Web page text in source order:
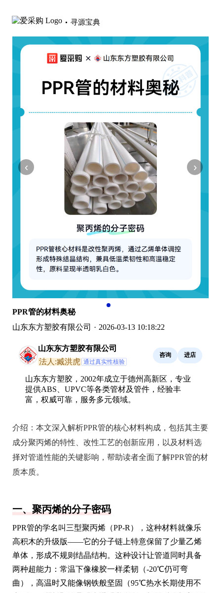
寻源宝典
‹ ›
PPR管的材料奥秘
山东东方塑胶有限公司 · 2026-03-13 10:18:22
山东东方塑胶有限公司
法人:臧洪虎 通过真实性核验
咨询 进店
山东东方塑胶，2002年成立于德州高新区，专业
提供ABS、UPVC等各类管材及管件，经验丰
富，权威可靠，服务多元领域。
介绍： 本文深入解析PPR管的核心材料构成，包括其主要
成分聚丙烯的特性、改性工艺的创新应用，以及材料选
择对管道性能的关键影响，帮助读者全面了解PPR管的材
质本质。
一、聚丙烯的分子密码
PPR管的学名叫三型聚丙烯（PP-R），这种材料就像乐
高积木的升级版——它的分子链上特意保留了少量乙烯
单体，形成不规则结晶结构。这种设计让管道同时具备
两种超能力：常温下像橡胶一样柔韧（-20℃仍可弯
曲），高温时又能像钢铁般坚固（95℃热水长期使用不